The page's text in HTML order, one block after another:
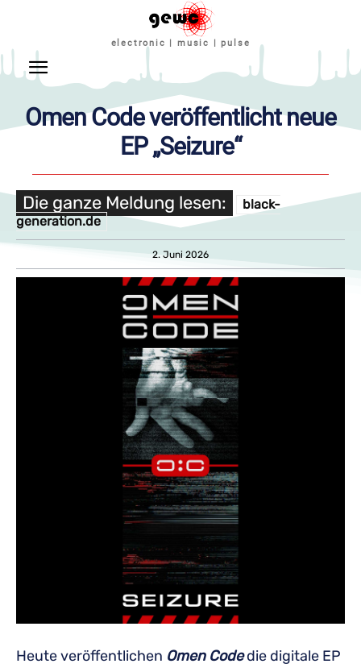
electronic | music | pulse
Omen Code veröffentlicht neue
EP „Seizure“
Die ganze Meldung lesen:
black-
generation.de
2. Juni 2026
Heute veröffentlichen Omen Codedie digitale EP